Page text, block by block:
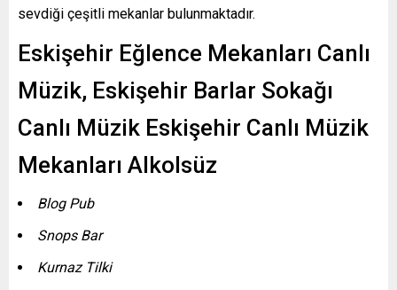
sevdiği çeşitli mekanlar bulunmaktadır.
Eskişehir Eğlence Mekanları Canlı
Müzik, Eskişehir Barlar Sokağı
Canlı Müzik Eskişehir Canlı Müzik
Mekanları Alkolsüz
Blog Pub
Snops Bar
Kurnaz Tilki